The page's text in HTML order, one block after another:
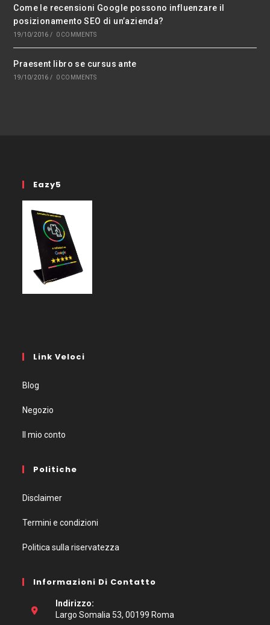
Come le recensioni Google possono influenzare il
posizionamento SEO di un’azienda?
19/10/2016 / 0 COMMENTS
Praesent libro se cursus ante
19/10/2016 / 0 COMMENTS
Eazy5
Link Veloci
Blog
Negozio
Il mio conto
Politiche
Disclaimer
Termini e condizioni
Politica sulla riservatezza
Informazioni Di Contatto
Indirizzo:
Largo Somalia 53, 00199 Roma